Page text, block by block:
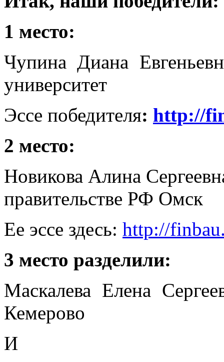
1 место:
Чупина Диана
университет
Эссе победителя: http://
2 место:
Новикова Алина
правительстве РФ Омск
Ее эссе здесь: http://
3 место разделили:
Маскалева Елена
Кемерово
И